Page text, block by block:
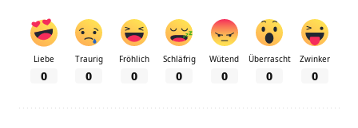
Liebe
0
Traurig
0
Fröhlich
0
Schläfrig
0
Wütend
0
Überrascht
0
Zwinker
0